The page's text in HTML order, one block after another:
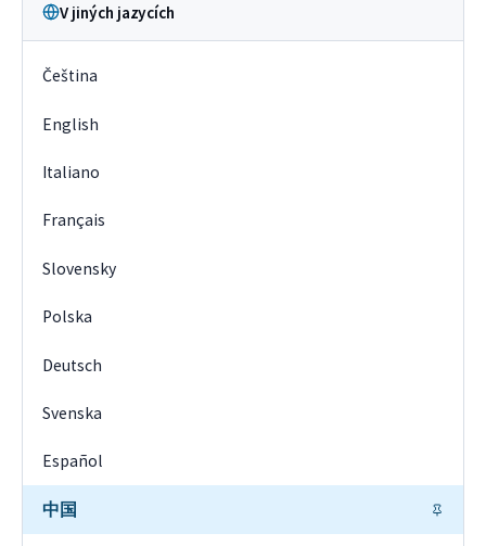
V jiných jazycích
Čeština
English
Italiano
Français
Slovensky
Polska
Deutsch
Svenska
Español
中国